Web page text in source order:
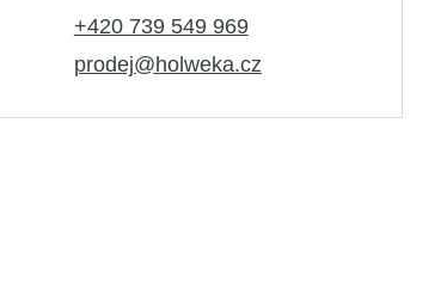
+420 739 549 969
prodej@holweka.cz